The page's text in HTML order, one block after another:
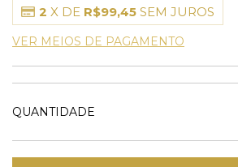
2 X DE R$99,45 SEM JUROS
VER MEIOS DE PAGAMENTO
QUANTIDADE